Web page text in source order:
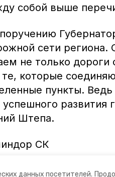
данных посетителей.
собой выше
сети региона.
не только дороги
которые
пункты.
развития
Штепа.
СК